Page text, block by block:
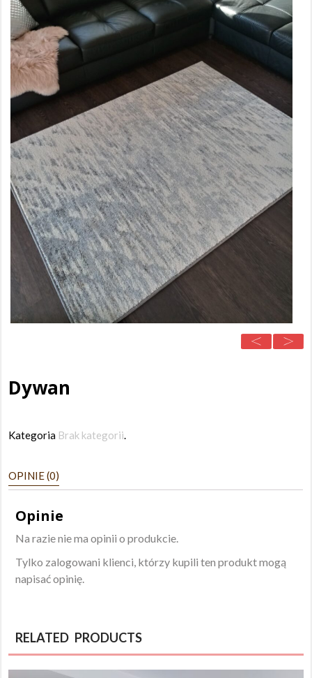
Dywan
Kategoria Brak kategorii.
OPINIE (0)
Opinie
Na razie nie ma opinii o produkcie.
Tylko zalogowani klienci, którzy kupili ten produkt mogą
napisać opinię.
RELATED PRODUCTS